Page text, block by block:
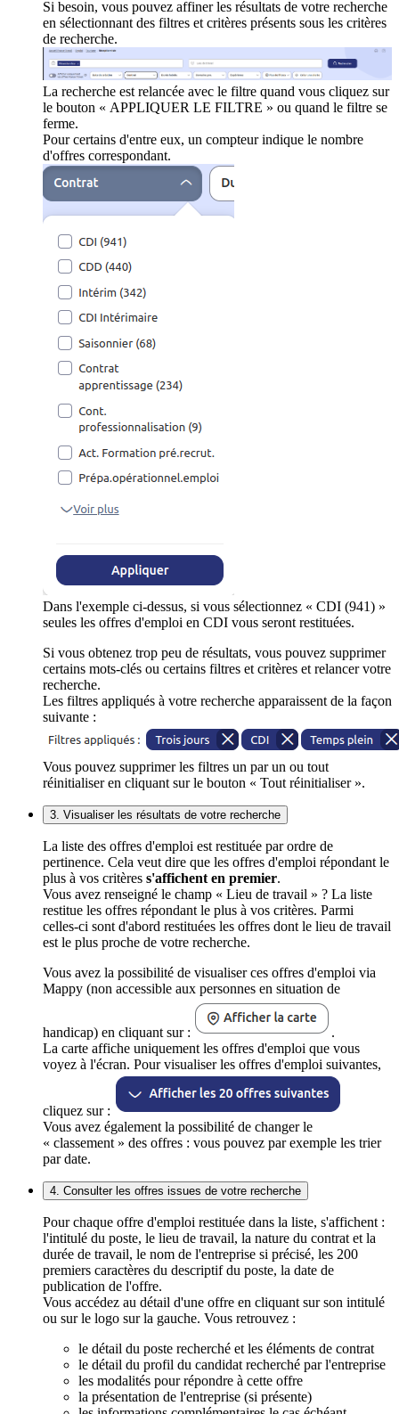
Si besoin, vous pouvez affiner les résultats de votre recherche
en sélectionnant des filtres et critères présents sous les critères
de recherche.
La recherche est relancée avec le filtre quand vous cliquez sur
le bouton « APPLIQUER LE FILTRE » ou quand le filtre se
ferme.
Pour certains d'entre eux, un compteur indique le nombre
d'offres correspondant.
Dans l'exemple ci-dessus, si vous sélectionnez « CDI (941) »
seules les offres d'emploi en CDI vous seront restituées.
Si vous obtenez trop peu de résultats, vous pouvez supprimer
certains mots-clés ou certains filtres et critères et relancer votre
recherche.
Les filtres appliqués à votre recherche apparaissent de la façon
suivante :
Vous pouvez supprimer les filtres un par un ou tout
réinitialiser en cliquant sur le bouton « Tout réinitialiser ».
3. Visualiser les résultats de votre recherche
La liste des offres d'emploi est restituée par ordre de
pertinence. Cela veut dire que les offres d'emploi répondant le
plus à vos critères s'affichent en premier.
Vous avez renseigné le champ « Lieu de travail » ? La liste
restitue les offres répondant le plus à vos critères. Parmi
celles-ci sont d'abord restituées les offres dont le lieu de travail
est le plus proche de votre recherche.
Vous avez la possibilité de visualiser ces offres d'emploi via
Mappy (non accessible aux personnes en situation de
handicap) en cliquant sur :
.
La carte affiche uniquement les offres d'emploi que vous
voyez à l'écran. Pour visualiser les offres d'emploi suivantes,
cliquez sur :
Vous avez également la possibilité de changer le
« classement » des offres : vous pouvez par exemple les trier
par date.
4. Consulter les offres issues de votre recherche
Pour chaque offre d'emploi restituée dans la liste, s'affichent :
l'intitulé du poste, le lieu de travail, la nature du contrat et la
durée de travail, le nom de l'entreprise si précisé, les 200
premiers caractères du descriptif du poste, la date de
publication de l'offre.
Vous accédez au détail d'une offre en cliquant sur son intitulé
ou sur le logo sur la gauche. Vous retrouvez :
le détail du poste recherché et les éléments de contrat
le détail du profil du candidat recherché par l'entreprise
les modalités pour répondre à cette offre
la présentation de l'entreprise (si présente)